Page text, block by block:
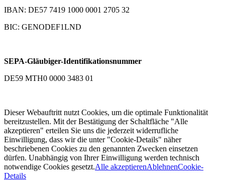
IBAN: DE57 7419 1000 0001 2705 32
BIC: GENODEF1LND
SEPA-Gläubiger-Identifikationsnummer
DE59 MTH0 0000 3483 01
Dieser Webauftritt nutzt Cookies, um die optimale Funktionalität
bereitzustellen. Mit der Bestätigung der Schaltfläche "Alle
akzeptieren" erteilen Sie uns die jederzeit widerrufliche
Einwilligung, dass wir die unter "Cookie-Details" näher
beschriebenen Cookies zu den genannten Zwecken einsetzen
dürfen. Unabhängig von Ihrer Einwilligung werden technisch
notwendige Cookies gesetzt.Alle akzeptierenAblehnenCookie-
Details